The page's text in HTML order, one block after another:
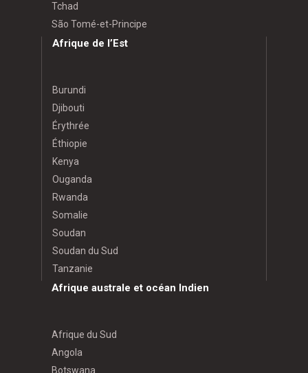
Tchad
São Tomé-et-Principe
Afrique de l’Est
Burundi
Djibouti
Érythrée
Éthiopie
Kenya
Ouganda
Rwanda
Somalie
Soudan
Soudan du Sud
Tanzanie
Afrique australe et océan Indien
Afrique du Sud
Angola
Botswana